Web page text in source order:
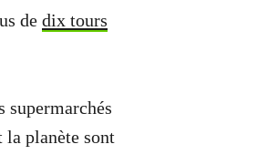
de dix tours
supermarchés
planète sont